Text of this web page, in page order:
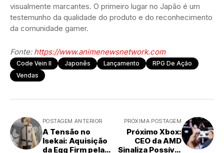
visualmente marcantes. O primeiro lugar no Japão é um
testemunho da qualidade do produto e do reconhecimento
da comunidade gamer.
Fonte: https://www.animenewsnetwork.com
Code Vein II Japonês Lançamento
RPG De Ação
Vendas
POSTAGEM ANTERIOR
A Tensão no
Isekai: Aquisição
da Egg Firm pela
PRÓXIMA POSTAGEM
Próximo Xbox:
CEO da AMD
Sinaliza Possível